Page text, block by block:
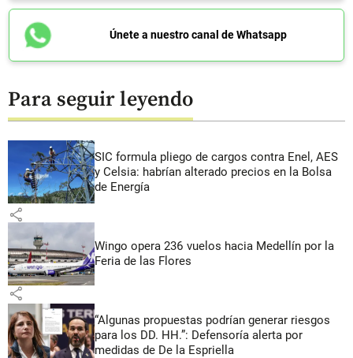
Únete a nuestro canal de Whatsapp
Para seguir leyendo
SIC formula pliego de cargos contra Enel, AES
y Celsia: habrían alterado precios en la Bolsa
de Energía
share
Wingo opera 236 vuelos hacia Medellín por la
Feria de las Flores
share
“Algunas propuestas podrían generar riesgos
para los DD. HH.”: Defensoría alerta por
medidas de De la Espriella